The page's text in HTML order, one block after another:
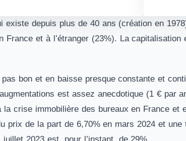
existe depuis plus de 40 ans (création en
France et à l’étranger (23%). La
pas bon et en baisse presque constante et
est assez anecdotique (1 € par
crise immobilière des bureaux en France et
prix de la part de 6,70% en mars 2024 et